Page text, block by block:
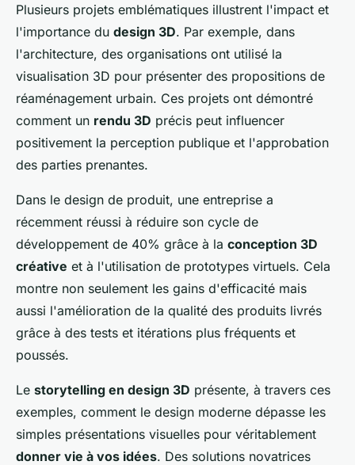
Plusieurs projets emblématiques illustrent l'impact et
l'importance du design 3D. Par exemple, dans
l'architecture, des organisations ont utilisé la
visualisation 3D pour présenter des propositions de
réaménagement urbain. Ces projets ont démontré
comment un rendu 3D précis peut influencer
positivement la perception publique et l'approbation
des parties prenantes.
Dans le design de produit, une entreprise a
récemment réussi à réduire son cycle de
développement de 40% grâce à la conception 3D
créative et à l'utilisation de prototypes virtuels. Cela
montre non seulement les gains d'efficacité mais
aussi l'amélioration de la qualité des produits livrés
grâce à des tests et itérations plus fréquents et
poussés.
Le storytelling en design 3D présente, à travers ces
exemples, comment le design moderne dépasse les
simples présentations visuelles pour véritablement
donner vie à vos idées. Des solutions novatrices